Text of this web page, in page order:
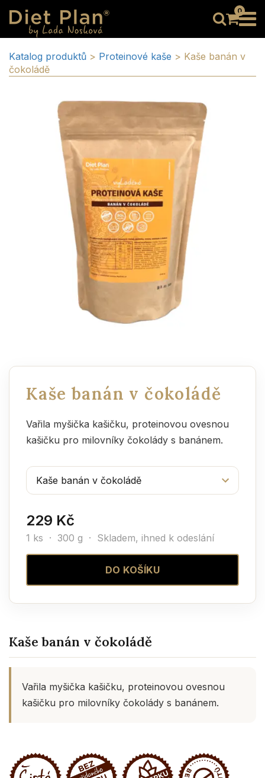
0
Katalog produktů > Proteinové kaše > Kaše banán v
čokoládě
Kaše banán v čokoládě
Vařila myšička kašičku, proteinovou ovesnou
kašičku pro milovníky čokolády s banánem.
229 Kč
1 ks · 300 g · Skladem, ihned k odeslání
DO KOŠÍKU
Kaše banán v čokoládě
Vařila myšička kašičku, proteinovou ovesnou
kašičku pro milovníky čokolády s banánem.